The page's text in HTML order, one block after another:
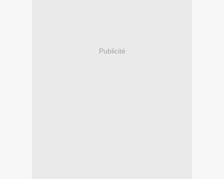
Publicité